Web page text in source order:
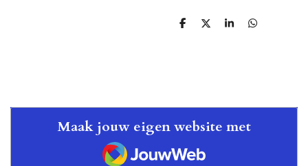
D
D
S
D
Maak jouw eigen website met
JouwWeb